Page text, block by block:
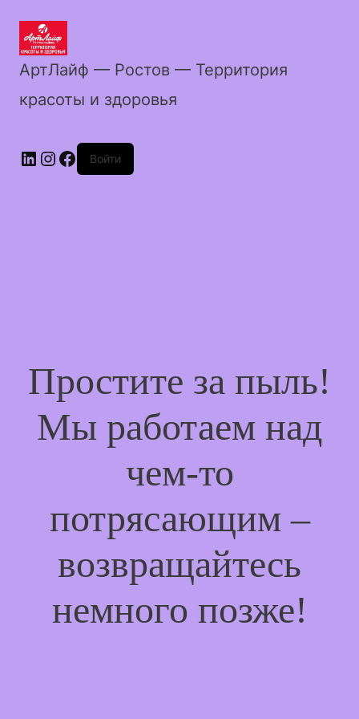
АртЛайф — Ростов — Территория
красоты и здоровья
LinkedIn
Instagram
Facebook
Войти
Простите за пыль!
Мы работаем над
чем-то
потрясающим –
возвращайтесь
немного позже!